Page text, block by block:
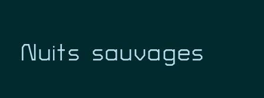
Nuits sauvages